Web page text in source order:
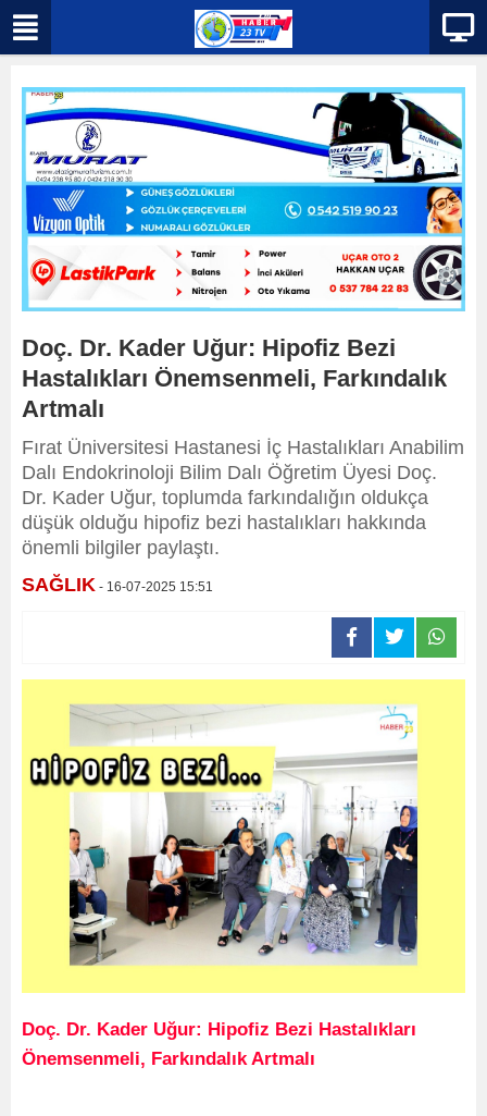
Doç. Dr. Kader Uğur: Hipofiz Bezi
Hastalıkları Önemsenmeli, Farkındalık
Artmalı
Fırat Üniversitesi Hastanesi İç Hastalıkları Anabilim
Dalı Endokrinoloji Bilim Dalı Öğretim Üyesi Doç.
Dr. Kader Uğur, toplumda farkındalığın oldukça
düşük olduğu hipofiz bezi hastalıkları hakkında
önemli bilgiler paylaştı.
SAĞLIK - 16-07-2025 15:51
Doç. Dr. Kader Uğur: Hipofiz Bezi Hastalıkları
Önemsenmeli, Farkındalık Artmalı